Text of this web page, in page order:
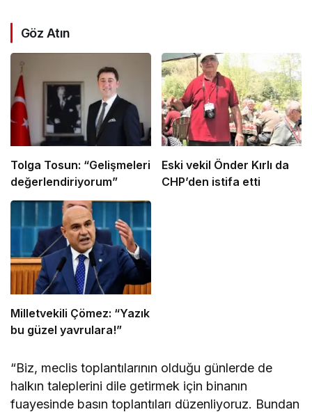
Göz Atın
Tolga Tosun: “Gelişmeleri
değerlendiriyorum”
Eski vekil Önder Kırlı da
CHP’den istifa etti
Milletvekili Çömez: “Yazık
bu güzel yavrulara!”
“Biz, meclis toplantılarının olduğu günlerde de
halkın taleplerini dile getirmek için binanın
fuayesinde basın toplantıları düzenliyoruz. Bundan